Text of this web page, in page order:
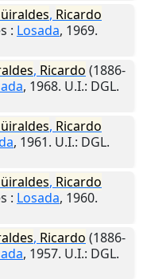
, Ricardo
: Losada, 1969.
, Ricardo (1886-
, 1968. U.I.: DGL.
, Ricardo
, 1961. U.I.: DGL.
, Ricardo
: Losada, 1960.
, Ricardo (1886-
, 1957. U.I.: DGL.